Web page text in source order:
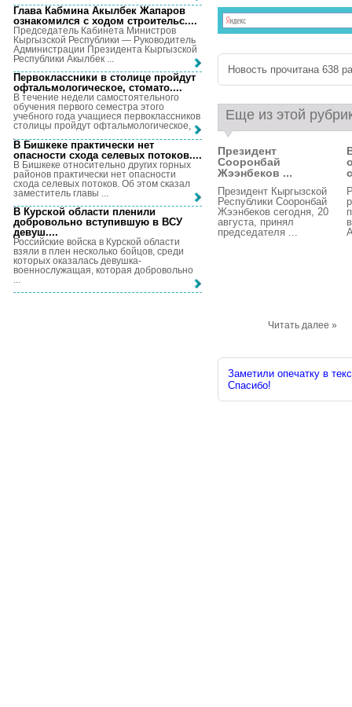
Новость прочитана 638
Еще из этой
Президент
Сооронбай
Жээнбеков ...
Президент Кыргызской
Республики Сооронбай
Жээнбеков сегодня, 20
августа, принял
председателя ...
Читать далее »
Заметили опечатку в
Спасибо!
Глава Кабмина Акылбек Жапаров
ознакомился с ходом строительс....
Председатель Кабинета Министров
Кыргызской Республики — Руководитель
Администрации Президента Кыргызской
Республики Акылбек ...
Первоклассники в столице пройдут
офтальмологическое, стомато....
В течение недели самостоятельного
обучения первого семестра этого
учебного года учащиеся первоклассников
столицы пройдут офтальмологическое, ...
В Бишкеке практически нет
опасности схода селевых потоков....
В Бишкеке относительно других горных
районов практически нет опасности
схода селевых потоков. Об этом сказал
заместитель главы ...
В Курской области пленили
добровольно вступившую в ВСУ
девуш....
Российские войска в Курской области
взяли в плен несколько бойцов, среди
которых оказалась девушка-
военнослужащая, которая добровольно
...